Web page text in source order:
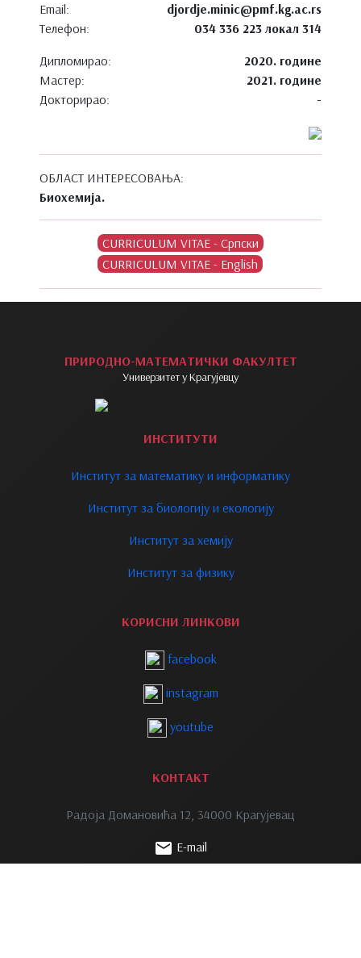
Email:
Телефон:
djordje.minic@pmf.kg.ac.rs
034 336 223 локал 314
Дипломирао:
Мастер:
Докторирао:
2020. године
2021. године
-
ОБЛАСТ ИНТЕРЕСОВАЊА:
Биохемија.
ПРИРОДНО-МАТЕМАТИЧКИ ФАКУЛТЕТ
Универзитет у Крагујевцу
ИНСТИТУТИ
Институт за математику и информатику
Институт за биологију и екологију
Институт за хемију
Институт за физику
КОРИСНИ ЛИНКОВИ
facebook
instagram
youtube
КОНТАКТ
Радоја Домановића 12, 34000 Крагујевац
E-mail